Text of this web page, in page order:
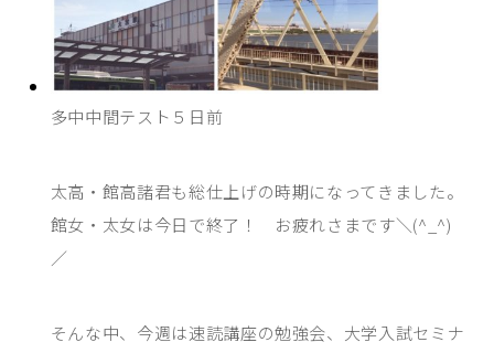
多中中間テスト５日前
太高・館高諸君も総仕上げの時期になってきました。
館女・太女は今日で終了！ お疲れさまです＼(^_^)
／
そんな中、今週は速読講座の勉強会、大学入試セミナ